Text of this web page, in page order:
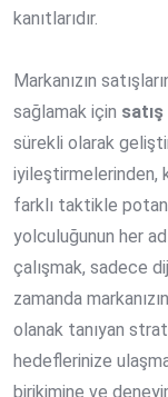
kanıtlarıdır.
Markanızın
sağlamak için
sürekli olarak
iyileştirmelerinden,
farklı taktikle
yolculuğunun her
çalışmak, sadece
zamanda
olanak tanıyan
hedeflerinize
birikimine ve